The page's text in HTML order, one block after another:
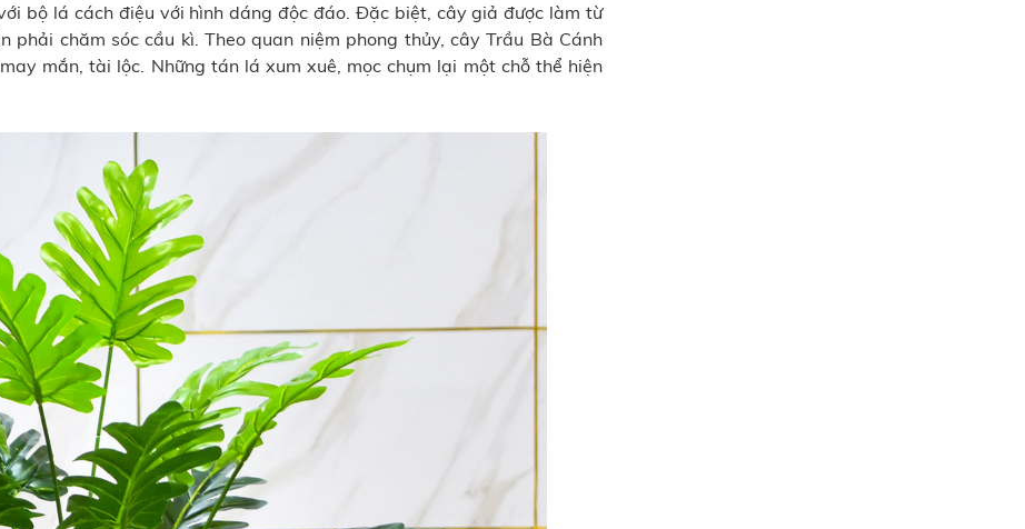
bộ lá cách điệu với hình dáng độc đáo. Đặc biệt, cây giả được làm từ
phải chăm sóc cầu kì. Theo quan niệm phong thủy, cây Trầu Bà Cánh
mắn, tài lộc. Những tán lá xum xuê, mọc chụm lại một chỗ thể hiện